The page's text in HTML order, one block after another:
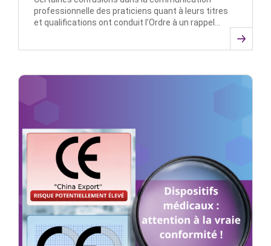
professionnelle des praticiens quant à leurs titres
et qualifications ont conduit l’Ordre à un rappel…